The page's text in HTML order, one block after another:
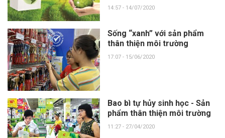
14:57 - 14/07/2020
Sống “xanh” với sản phẩm
thân thiện môi trường
17:07 - 15/06/2020
Bao bì tự hủy sinh học - Sản
phẩm thân thiện môi trường
11:27 - 27/04/2020